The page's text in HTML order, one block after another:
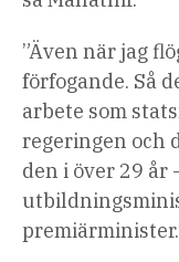
”Även när jag
förfogande. Så
arbete som
regeringen och
den i över 29 år